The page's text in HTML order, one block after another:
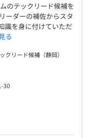
のテックリード候補を
ーダーの補佐からスタ
識を身に付けていただ
る
クリード候補（静岡）
30